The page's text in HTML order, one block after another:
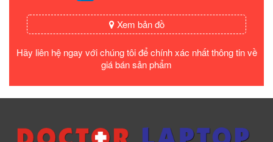
Xem bản đồ
Hãy liên hệ ngay với chúng tôi để chính xác nhất thông tin về
giá bán sản phẩm